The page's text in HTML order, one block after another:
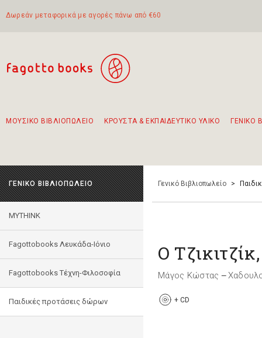
Δωρεάν μεταφορικά με αγορές πάνω από €60
ΜΟΥΣΙΚΟ ΒΙΒΛΙΟΠΩΛΕΙΟ ΚΡΟΥΣΤΑ & ΕΚΠΑΙΔΕΥΤΙΚΟ ΥΛΙΚΟ ΓΕΝΙΚΟ
ΓΕΝΙΚΟ ΒΙΒΛΙΟΠΩΛΕΙΟ
MYTHINK
Fagottobooks Λευκάδα-Ιόνιο
Fagottobooks Τέχνη-Φιλοσοφία
Παιδικές προτάσεις δώρων
Γενικό Βιβλιοπωλείο >
Ο
Μάγος Κώστας —
+ CD